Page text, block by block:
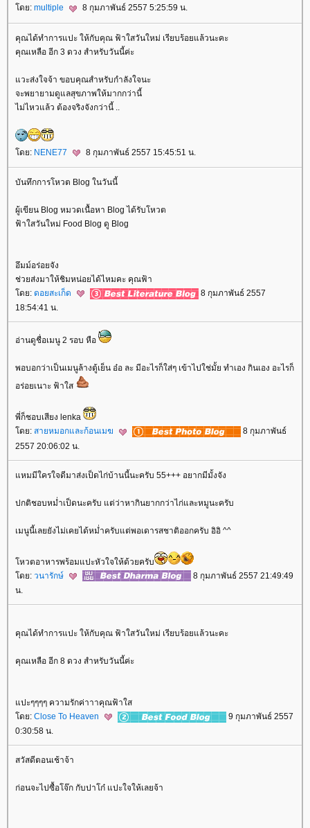
ดย: multiple 8 กุมภาพันธ์ 2557 5:25:59 น.
คุณได้ทำการแปะ ให้กับคุณ ฟ้าใสวันใหม่ เรียบร้อยแล้วนะคะ
คุณเหลือ อีก 3 ดวง สำหรับวันนี้ค่ะ
วะส่งใจจ้า ขอบคุณสำหรับกำลังใจนะ
จะพยายามดูแลสุขภาพให้มากกว่านี้
ไม่ไหวแล้ว ต้องจริงจังกว่านี้ ..
ดย: NENE77 8 กุมภาพันธ์ 2557 15:45:51 น.
บันทึกการโหวต Blog ในวันนี้
ผู้เขียน Blog หมวดเนื้อหา Blog ได้รับโหวต
ฟ้าใสวันใหม่ Food Blog ดู Blog
อึมม์อร่อยจัง
ช่วยส่งมาให้ชิมหน่อยได้ไหมคะ คุณฟ้า
ดย: ดอยสะเก็ด
8 กุมภาพันธ์ 2557
18:54:41 น.
อ่านดูชื่อเมนู 2 รอบ หือ
พอบอกว่าเป็นเมนูล้างตู้เย็น อ๋อ ละ มีอะไรก็ใส่ๆ เข้าไปใช่มั้ย ทำเอง กินเอง อะไรก็
อร่อยเนาะ ฟ้าใส
พี่ก็ชอบเสียง lenka
ดย: สายหมอกและก้อนเมฆ
8 กุมภาพันธ์
2557 20:06:02 น.
หมมีใครใจดีมาส่งเป็ดไก่บ้านนี้นะครับ 55+++ อยากมีมั้งจัง
ปกติชอบหม่ำเป็ดนะครับ แต่ว่าหากินยากกว่าไก่และหมูนะครับ
เมนูนี้เลยยังไม่เคยได้หม่ำครับแต่พอเดารสชาติออกครับ อิอิ ^^
หวตอาหารพร้อมแปะหัวใจให้ด้วยครับ
ดย: วนารักษ์
8 กุมภาพันธ์ 2557 21:49:49
น.
คุณได้ทำการแปะ ให้กับคุณ ฟ้าใสวันใหม่ เรียบร้อยแล้วนะคะ
คุณเหลือ อีก 8 ดวง สำหรับวันนี้ค่ะ
ปะๆๆๆๆ ความรักค่าาาคุณฟ้าใส
ดย: Close To Heaven
9 กุมภาพันธ์ 2557
0:30:58 น.
สวัสดีตอนเช้าจ้า
ก่อนจะไปซื้อโจ๊ก กับปาโก๋ แปะใจให้เลยจ้า